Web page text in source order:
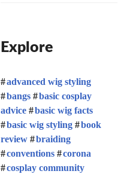
Explore
advanced wig styling
bangs
basic cosplay
advice
basic wig facts
basic wig styling
book
review
braiding
conventions
corona
cosplay community